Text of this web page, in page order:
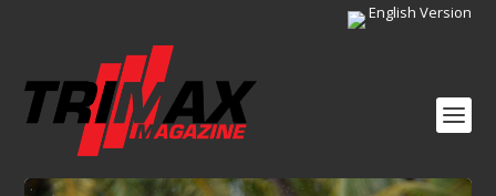
English Version